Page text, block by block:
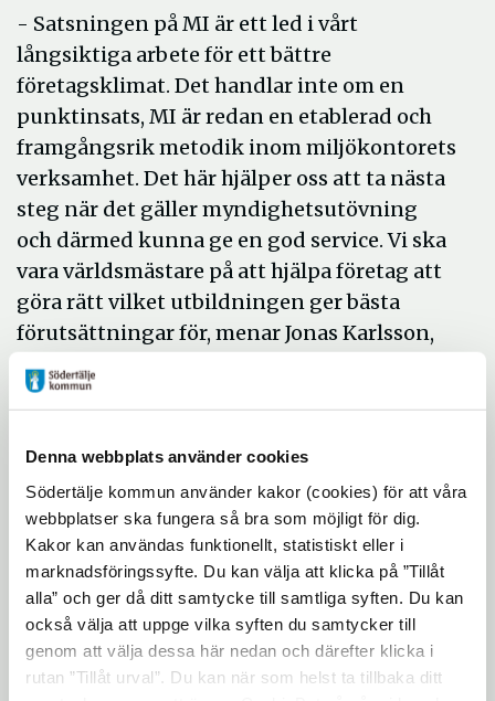
Denna webbplats använder cookies
Södertälje kommun använder kakor (cookies) för att våra
webbplatser ska fungera så bra som möjligt för dig.
Kakor kan användas funktionellt, statistiskt eller i
marknadsföringssyfte. Du kan välja att klicka på ”Tillåt
alla” och ger då ditt samtycke till samtliga syften. Du kan
också välja att uppge vilka syften du samtycker till
genom att välja dessa här nedan och därefter klicka i
rutan ”Tillåt urval”. Du kan när som helst ta tillbaka ditt
- Satsningen på MI är ett led i vårt
långsiktiga arbete för ett bättre
företagsklimat. Det handlar inte om en
punktinsats, MI är redan en etablerad och
framgångsrik metodik inom miljökontorets
verksamhet. Det här hjälper oss att ta nästa
steg när det gäller myndighetsutövning
och därmed kunna ge en god service. Vi ska
vara världsmästare på att hjälpa företag att
göra rätt vilket utbildningen ger bästa
förutsättningar för, menar Jonas Karlsson,
näringslivschef i Södertälje kommun.
Målgrupp
Utbildningen riktar sig till medarbetare och
chefer inom verksamheter med
myndighetsutövning och
företagskontakter. Utbildningen har i
första hand erbjudits till:
samhällsbyggnadskontoret
miljökontoret